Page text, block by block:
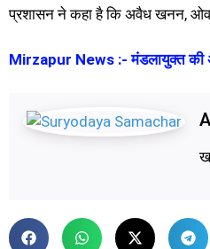
प्रशासन ने कहा है कि अवैध खनन,
Mirzapur News :- मंडलायुक्त की